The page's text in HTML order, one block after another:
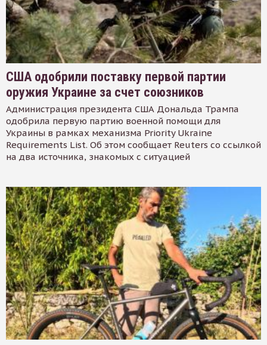
США одобрили поставку первой партии
оружия Украине за счет союзников
Администрация президента США Дональда Трампа
одобрила первую партию военной помощи для
Украины в рамках механизма Priority Ukraine
Requirements List. Об этом сообщает Reuters со ссылкой
на два источника, знакомых с ситуацией